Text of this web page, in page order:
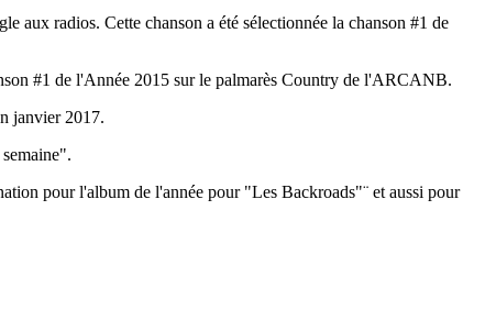
aux radios. Cette chanson a été sélectionnée la chanson #1 de
#1 de l'Année 2015 sur le palmarès Country de l'ARCANB.
janvier 2017.
pour l'album de l'année pour "Les Backroads"¨ et aussi pour